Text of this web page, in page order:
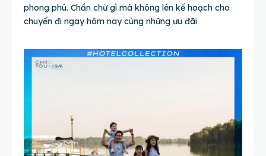
phong phú. Chần chừ gì mà không lên kế hoạch cho
chuyến đi ngay hôm nay cùng những ưu đãi